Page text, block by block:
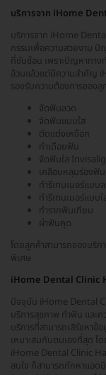
บริการจาก iHome
บริการจาก iHome
กรรมเพื่อความสวยงาม
ที่ซับซ้อน เพราะปัญหาทา
ล้วนแล้วแต่มีความสำคัญ
รองรับความต้องการของ
จัดฟันลวด
จัดฟันแบบใส
ตัดแต่งเหงือก
ทำเดือยฟัน
จัดฟันใส
เคลือบหลุมร่องฟัน
ทำรีเทนเนอร์แบบ
ทำรีเทนเนอร์แบบใ
ทำรากฟันเทียม
ผ่าฟันคุด
โดยลูกค้าสามารถจองบริก
พิเศษ
iHome Dental Clinic
ปัจจุบัน iHome Dental
บริการสุขภาพ ทำฟัน และ
บริการที่สามารถเสิร์ชหา
เหมาะสมกับตนเองที่สุด โ
iHome Dental Clinic
สนใจ ก็สามารถทักหาแอ